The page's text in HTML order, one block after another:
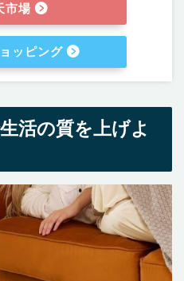
市場
ッピング
活の質を上げよ